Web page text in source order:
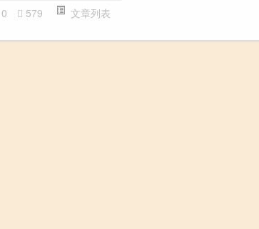
0 579 文章列表